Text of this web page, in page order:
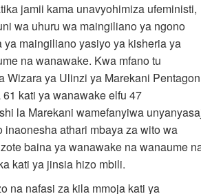
jamii kama unavyohimiza ufeministi,
wa uhuru wa maingiliano ya ngono
maingiliano yasiyo ya kisheria ya
na wanawake. Kwa mfano tu
Wizara ya Ulinzi ya Marekani Pentagon
kati ya wanawake elfu 47
la Marekani wamefanyiwa
athari mbaya za wito wa
baina ya wanawake na wanaume
kati ya jinsia hizo mbili.
na nafasi za kila mmoja kati ya